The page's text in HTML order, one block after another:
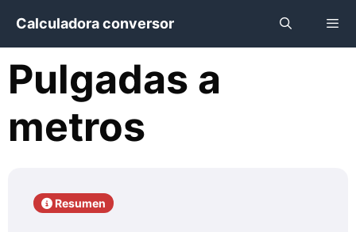
contenido
Calculadora conversor
Pulgadas a
metros
Resumen